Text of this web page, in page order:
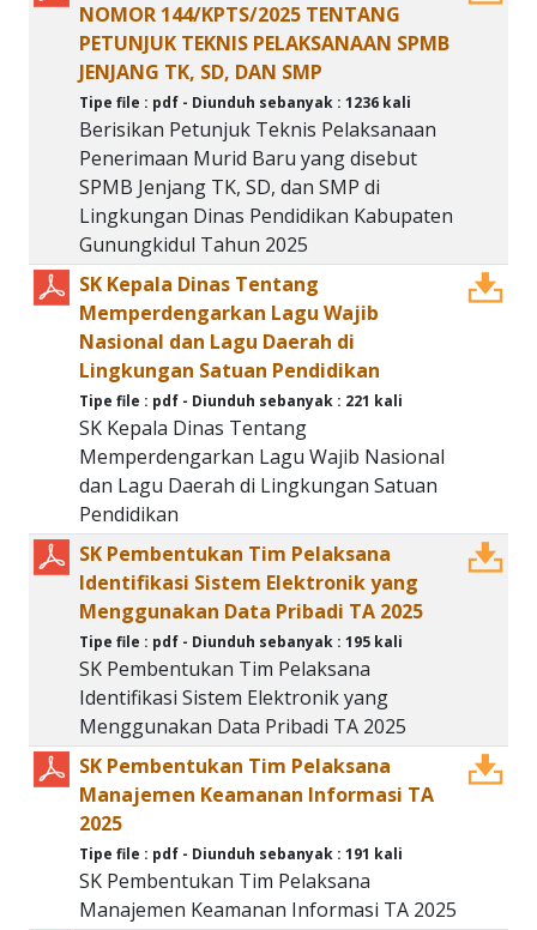
NOMOR 144/KPTS/2025 TENTANG
PETUNJUK TEKNIS PELAKSANAAN SPMB
JENJANG TK, SD, DAN SMP
Tipe file : pdf - Diunduh sebanyak : 1236 kali
Berisikan Petunjuk Teknis Pelaksanaan
Penerimaan Murid Baru yang disebut
SPMB Jenjang TK, SD, dan SMP di
Lingkungan Dinas Pendidikan Kabupaten
Gunungkidul Tahun 2025
SK Kepala Dinas Tentang
Memperdengarkan Lagu Wajib
Nasional dan Lagu Daerah di
Lingkungan Satuan Pendidikan
Tipe file : pdf - Diunduh sebanyak : 221 kali
SK Kepala Dinas Tentang
Memperdengarkan Lagu Wajib Nasional
dan Lagu Daerah di Lingkungan Satuan
Pendidikan
SK Pembentukan Tim Pelaksana
Identifikasi Sistem Elektronik yang
Menggunakan Data Pribadi TA 2025
Tipe file : pdf - Diunduh sebanyak : 195 kali
SK Pembentukan Tim Pelaksana
Identifikasi Sistem Elektronik yang
Menggunakan Data Pribadi TA 2025
SK Pembentukan Tim Pelaksana
Manajemen Keamanan Informasi TA
2025
Tipe file : pdf - Diunduh sebanyak : 191 kali
SK Pembentukan Tim Pelaksana
Manajemen Keamanan Informasi TA 2025